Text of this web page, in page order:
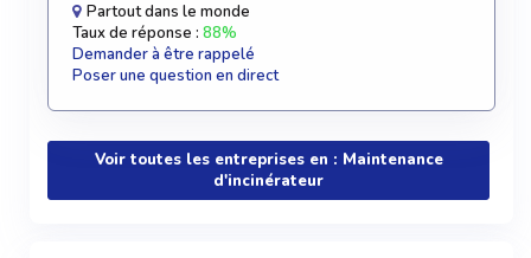
Partout dans le monde
Taux de réponse : 88%
Demander à être rappelé
Poser une question en direct
Voir toutes les entreprises en : Maintenance
d'incinérateur